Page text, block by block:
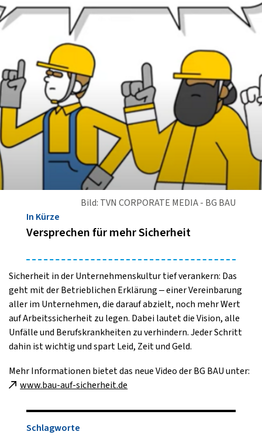
Bild: TVN CORPORATE MEDIA - BG BAU
In Kürze
Versprechen für mehr Sicherheit
Sicherheit in der Unternehmenskultur tief verankern: Das
geht mit der Betrieblichen Erklärung – einer Vereinbarung
aller im Unternehmen, die darauf abzielt, noch mehr Wert
auf Arbeitssicherheit zu legen. Dabei lautet die Vision, alle
Unfälle und Berufskrankheiten zu verhindern. Jeder Schritt
dahin ist wichtig und spart Leid, Zeit und Geld.
Mehr Informationen bietet das neue Video der BG BAU unter:
www.bau-auf-sicherheit.de
Schlagworte